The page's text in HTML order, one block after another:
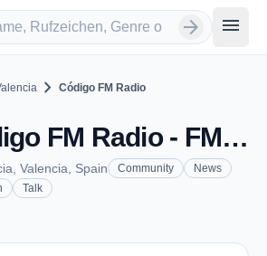
arrow_forward menu
chevron_right Código FM Radio
Código FM Radio - FM 100.7 - Valencia
Valencia, Spain Community
News
Talk